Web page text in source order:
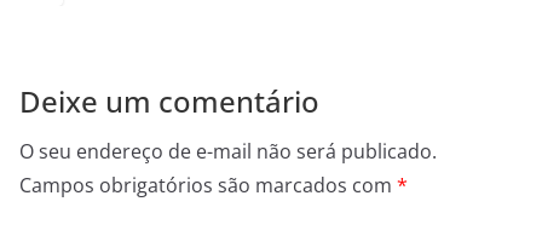
Deixe um comentário
O seu endereço de e-mail não será publicado.
Campos obrigatórios são marcados com *